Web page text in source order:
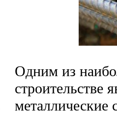
Одним из
строительстве
металлические